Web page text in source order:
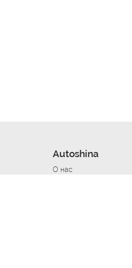
Autoshina
О нас